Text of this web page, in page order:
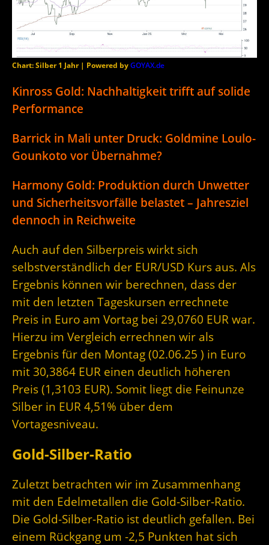
Chart: Silber 1 Jahr | Powered byGOYAX.de
Kinross Gold: Nachhaltigkeit trifft auf solide
Performance
Barrick in Mali unter Druck: Goldmine Loulo-
Gounkoto vor Übernahme?
Harmony Gold: Produktion durch Unwetter
und Sicherheitsvorfälle belastet – Jahresziel
dennoch in Reichweite
Auch auf den Silberpreis wirkt sich
selbstverständlich der EUR/USD Kurs aus. Als
Ergebnis können wir berechnen, dass der
mit den letzten Tageskursen errechnete
Preis in Euro am Vortag bei 29,0760 EUR war.
Hierzu im Vergleich errechnen wir als
Ergebnis für den Montag (02.06.25 ) in Euro
mit 30,3864 EUR einen deutlich höheren
Preis (1,3103 EUR). Somit liegt die Feinunze
Silber in EUR 4,51% über dem
Vortagesniveau.
Gold-Silber-Ratio
Zuletzt betrachten wir im Zusammenhang
mit den Edelmetallen die Gold-Silber-Ratio.
Die Gold-Silber-Ratio ist deutlich gefallen. Bei
einem Rückgang um -2,5 Punkten hat sich